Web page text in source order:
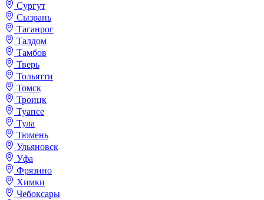
Сургут
Сызрань
Таганрог
Талдом
Тамбов
Тверь
Тольятти
Томск
Троицк
Туапсе
Тула
Тюмень
Ульяновск
Уфа
Фрязино
Химки
Чебоксары